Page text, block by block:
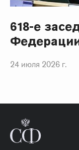
618-е
24 июля 2026 г.